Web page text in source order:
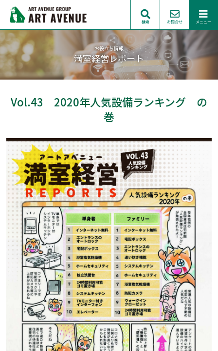
検索 お問合せ メニュー
お役立ち情報
満室経営レポート
Vol.43 2020年人気設備ランキング の
巻